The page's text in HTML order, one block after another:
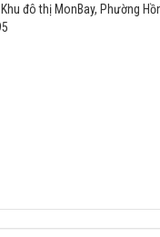
đô thị MonBay, Phường